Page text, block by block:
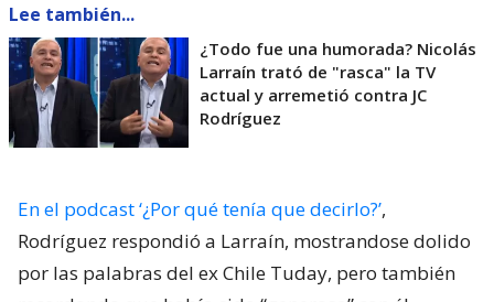
Lee también...
¿Todo fue una humorada? Nicolás
Larraín trató de "rasca" la TV
actual y arremetió contra JC
Rodríguez
En el podcast ‘¿Por qué tenía que decirlo?’,
Rodríguez respondió a Larraín, mostrandose dolido
por las palabras del ex Chile Tuday, pero también